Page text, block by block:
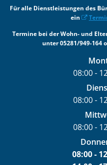
Für alle Dienstleistungen des
ein
Termine bei der Wohn- und
unter 05281/949-164
08:00-
08:00-
08:00-
08:00-